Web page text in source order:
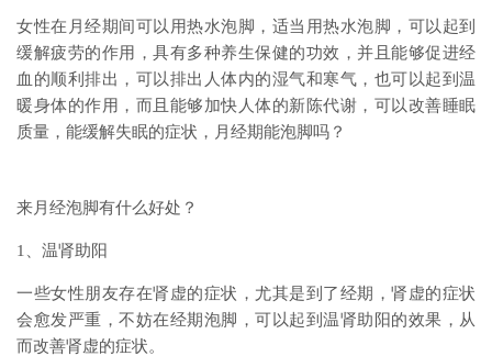
女性在月经期间可以用热水泡脚，适当用热水泡脚，可以起到
缓解疲劳的作用，具有多种养生保健的功效，并且能够促进经
血的顺利排出，可以排出人体内的湿气和寒气，也可以起到温
暖身体的作用，而且能够加快人体的新陈代谢，可以改善睡眠
质量，能缓解失眠的症状，月经期能泡脚吗？
来月经泡脚有什么好处？
1、温肾助阳
一些女性朋友存在肾虚的症状，尤其是到了经期，肾虚的症状
会愈发严重，不妨在经期泡脚，可以起到温肾助阳的效果，从
而改善肾虚的症状。